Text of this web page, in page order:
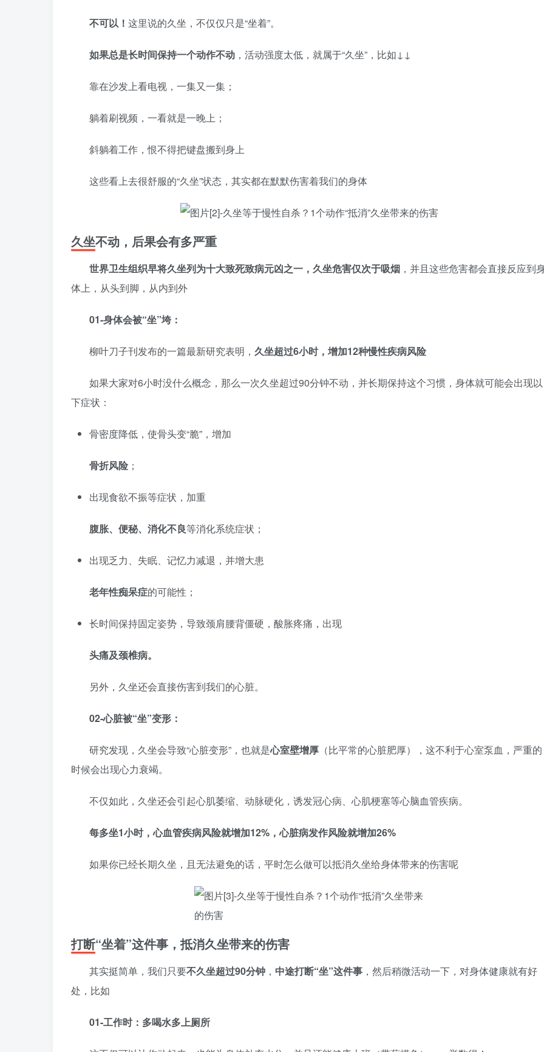
不可以！ 这里说的久坐，不仅仅只是“坐着”。
如果总是长时间保持一个动作不动 ，活动强度太低，就属于“久坐”，比如↓↓
靠在沙发上看电视，一集又一集；
躺着刷视频，一看就是一晚上；
斜躺着工作，恨不得把键盘搬到身上
这些看上去很舒服的“久坐”状态，其实都在默默伤害着我们的身体
久坐不动，后果会有多严重
世界卫生组织早将久坐列为十大致死致病元凶之一，久坐危害仅次于吸烟 ，并且这些危害都会直接反应到
体上，从头到脚，从内到外
01-身体会被“坐”垮：
柳叶刀子刊发布的一篇最新研究表明， 久坐超过6小时，增加12种慢性疾病风险
如果大家对6小时没什么概念，那么一次久坐超过90分钟不动，并长期保持这个习惯，身体就可能会出现以
下症状：
骨密度降低，使骨头变“脆”，增加
骨折风险；
出现食欲不振等症状，加重
腹胀、便秘、消化不良等消化系统症状；
出现乏力、失眠、记忆力减退，并增大患
老年性痴呆症的可能性；
长时间保持固定姿势，导致颈肩腰背僵硬，酸胀疼痛，出现
头痛及颈椎病。
另外，久坐还会直接伤害到我们的心脏。
02-心脏被“坐”变形：
研究发现，久坐会导致“心脏变形”，也就是心室壁增厚 （比平常的心脏肥厚），这不利于心室泵血，严重的
时候会出现心力衰竭。
不仅如此，久坐还会引起心肌萎缩、动脉硬化，诱发冠心病、心肌梗塞等心脑血管疾病。
每多坐1小时，心血管疾病风险就增加12%，心脏病发作风险就增加26%
如果你已经长期久坐，且无法避免的话，平时怎么做可以抵消久坐给身体带来的伤害呢
打断“坐着”这件事，抵消久坐带来的伤害
其实挺简单，我们只要不久坐超过90分钟 ， 中途打断“坐”这件事 ，然后稍微活动一下，对身体健康就有好
处，比如
01-工作时：多喝水多上厕所